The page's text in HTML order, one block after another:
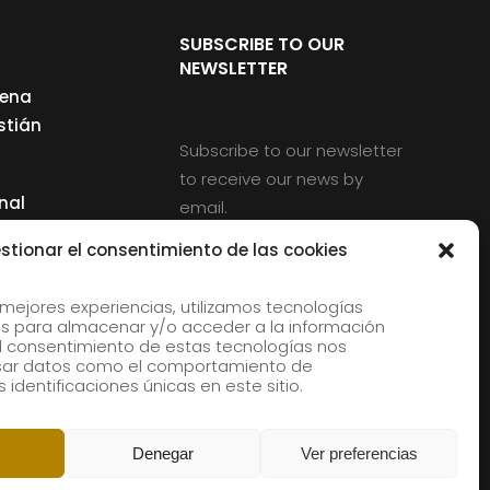
el consentimiento de las cookies
experiencias, utilizamos tecnologías
para almacenar y/o acceder a la información
consentimiento de estas tecnologías nos
datos como el comportamiento de
identificaciones únicas en este sitio.
Denegar Ver preferencias
SUBSCRIBE TO OUR
NEWSLETTER
Subscribe to our newsletter
to receive our news by
email.